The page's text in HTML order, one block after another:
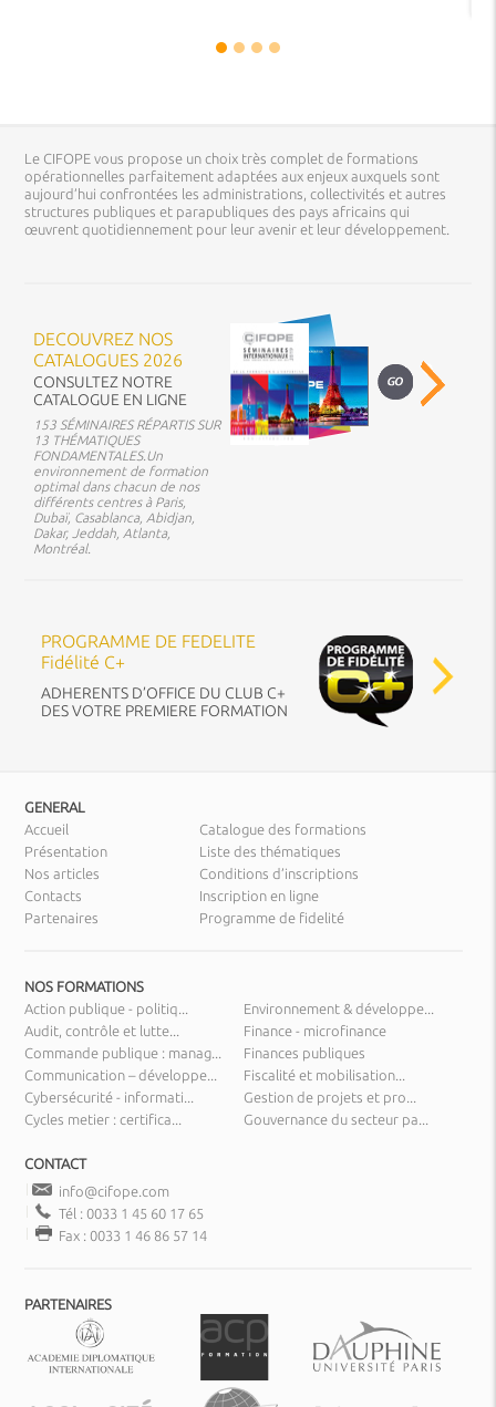
Le CIFOPE vous propose un choix très complet de formations
opérationnelles parfaitement adaptées aux enjeux auxquels sont
aujourd’hui confrontées les administrations, collectivités et autres
structures publiques et parapubliques des pays africains qui
œuvrent quotidiennement pour leur avenir et leur développement.
DECOUVREZ NOS
CATALOGUES 2026
CONSULTEZ NOTRE
CATALOGUE EN LIGNE
153 SÉMINAIRES RÉPARTIS SUR
13 THÉMATIQUES
FONDAMENTALES.Un
environnement de formation
optimal dans chacun de nos
différents centres à Paris,
Dubaï, Casablanca, Abidjan,
Dakar, Jeddah, Atlanta,
Montréal.
PROGRAMME DE FEDELITE
Fidélité C+
ADHERENTS D’OFFICE DU CLUB C+
DES VOTRE PREMIERE FORMATION
GENERAL
Accueil
Présentation
Nos articles
Contacts
Partenaires
Catalogue des formations
Liste des thématiques
Conditions d’inscriptions
Inscription en ligne
Programme de fidelité
NOS FORMATIONS
Action publique - politiq...
Audit, contrôle et lutte...
Commande publique : manag...
Communication – développe...
Cybersécurité - informati...
Cycles metier : certifica...
Environnement & développe...
Finance - microfinance
Finances publiques
Fiscalité et mobilisation...
Gestion de projets et pro...
Gouvernance du secteur pa...
CONTACT
info@cifope.com
Tél : 0033 1 45 60 17 65
Fax : 0033 1 46 86 57 14
PARTENAIRES